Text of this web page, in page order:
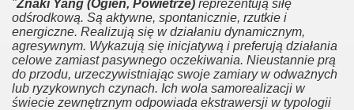
"Znaki Yang (Ogień, Powietrze) reprezentują siłę
odśrodkową. Są aktywne, spontanicznie, rzutkie i
energiczne. Realizują się w działaniu dynamicznym,
agresywnym. Wykazują się inicjatywą i preferują działania
celowe zamiast pasywnego oczekiwania. Nieustannie prą
do przodu, urzeczywistniając swoje zamiary w odważnych
lub ryzykownych czynach. Ich wola samorealizacji w
świecie zewnętrznym odpowiada ekstrawersji w typologii